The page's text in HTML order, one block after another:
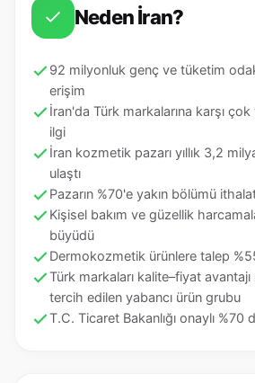
Neden İran?
92 milyonluk genç ve tüketim
erişim
İran'da Türk markalarına karşı
ilgi
İran kozmetik pazarı yıllık 3,2
ulaştı
Pazarın %70'e yakın bölümü
Kişisel bakım ve güzellik
büyüdü
Dermokozmetik ürünlere talep
Türk markaları kalite–fiyat
tercih edilen yabancı ürün grubu
T.C. Ticaret Bakanlığı onaylı %70